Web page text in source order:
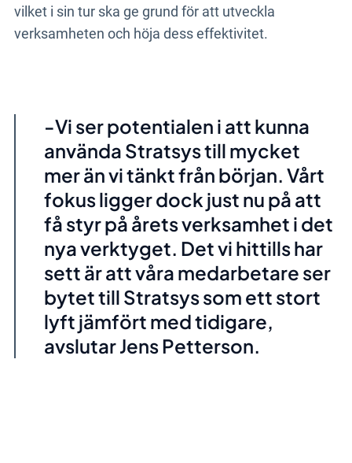
vilket i sin tur ska ge grund för att utveckla
verksamheten och höja dess effektivitet.
-Vi ser potentialen i att kunna
använda Stratsys till mycket
mer än vi tänkt från början. Vårt
fokus ligger dock just nu på att
få styr på årets verksamhet i det
nya verktyget. Det vi hittills har
sett är att våra medarbetare ser
bytet till Stratsys som ett stort
lyft jämfört med tidigare,
avslutar Jens Petterson.